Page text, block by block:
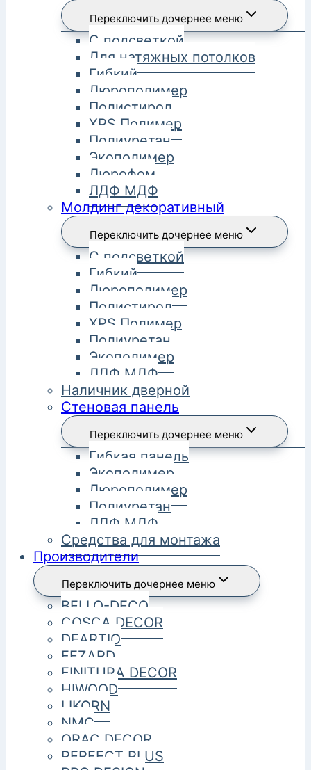
Переключить дочернее меню
С подсветкой
Для натяжных потолков
Гибкий
Дюрополимер
Полистирол
XPS Полимер
Полиуретан
Экополимер
Дюрофом
ЛДФ МДФ
Молдинг декоративный
Переключить дочернее меню
С подсветкой
Гибкий
Дюрополимер
Полистирол
XPS Полимер
Полиуретан
Экополимер
ЛДФ МДФ
Наличник дверной
Стеновая панель
Переключить дочернее меню
Гибкая панель
Экополимер
Дюрополимер
Полиуретан
ЛДФ МДФ
Средства для монтажа
Производители
Переключить дочернее меню
BELLO-DECO
COSCA DECOR
DEARTIO
FEZARD
FINITURA DECOR
HIWOOD
LIKORN
NMC
ORAC DECOR
PERFECT PLUS